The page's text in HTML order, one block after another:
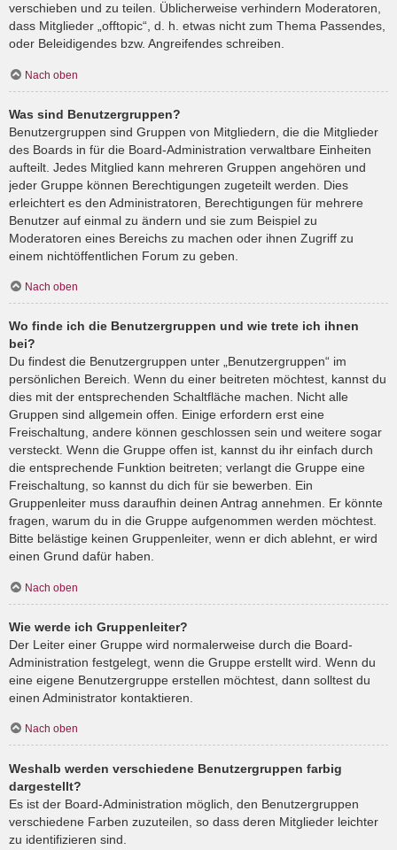
verschieben und zu teilen. Üblicherweise verhindern Moderatoren,
dass Mitglieder „offtopic“, d. h. etwas nicht zum Thema Passendes,
oder Beleidigendes bzw. Angreifendes schreiben.
Nach oben
Was sind Benutzergruppen?
Benutzergruppen sind Gruppen von Mitgliedern, die die Mitglieder
des Boards in für die Board-Administration verwaltbare Einheiten
aufteilt. Jedes Mitglied kann mehreren Gruppen angehören und
jeder Gruppe können Berechtigungen zugeteilt werden. Dies
erleichtert es den Administratoren, Berechtigungen für mehrere
Benutzer auf einmal zu ändern und sie zum Beispiel zu
Moderatoren eines Bereichs zu machen oder ihnen Zugriff zu
einem nichtöffentlichen Forum zu geben.
Nach oben
Wo finde ich die Benutzergruppen und wie trete ich ihnen
bei?
Du findest die Benutzergruppen unter „Benutzergruppen“ im
persönlichen Bereich. Wenn du einer beitreten möchtest, kannst du
dies mit der entsprechenden Schaltfläche machen. Nicht alle
Gruppen sind allgemein offen. Einige erfordern erst eine
Freischaltung, andere können geschlossen sein und weitere sogar
versteckt. Wenn die Gruppe offen ist, kannst du ihr einfach durch
die entsprechende Funktion beitreten; verlangt die Gruppe eine
Freischaltung, so kannst du dich für sie bewerben. Ein
Gruppenleiter muss daraufhin deinen Antrag annehmen. Er könnte
fragen, warum du in die Gruppe aufgenommen werden möchtest.
Bitte belästige keinen Gruppenleiter, wenn er dich ablehnt, er wird
einen Grund dafür haben.
Nach oben
Wie werde ich Gruppenleiter?
Der Leiter einer Gruppe wird normalerweise durch die Board-
Administration festgelegt, wenn die Gruppe erstellt wird. Wenn du
eine eigene Benutzergruppe erstellen möchtest, dann solltest du
einen Administrator kontaktieren.
Nach oben
Weshalb werden verschiedene Benutzergruppen farbig
dargestellt?
Es ist der Board-Administration möglich, den Benutzergruppen
verschiedene Farben zuzuteilen, so dass deren Mitglieder leichter
zu identifizieren sind.